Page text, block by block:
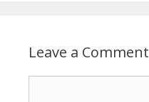
Leave a Comment